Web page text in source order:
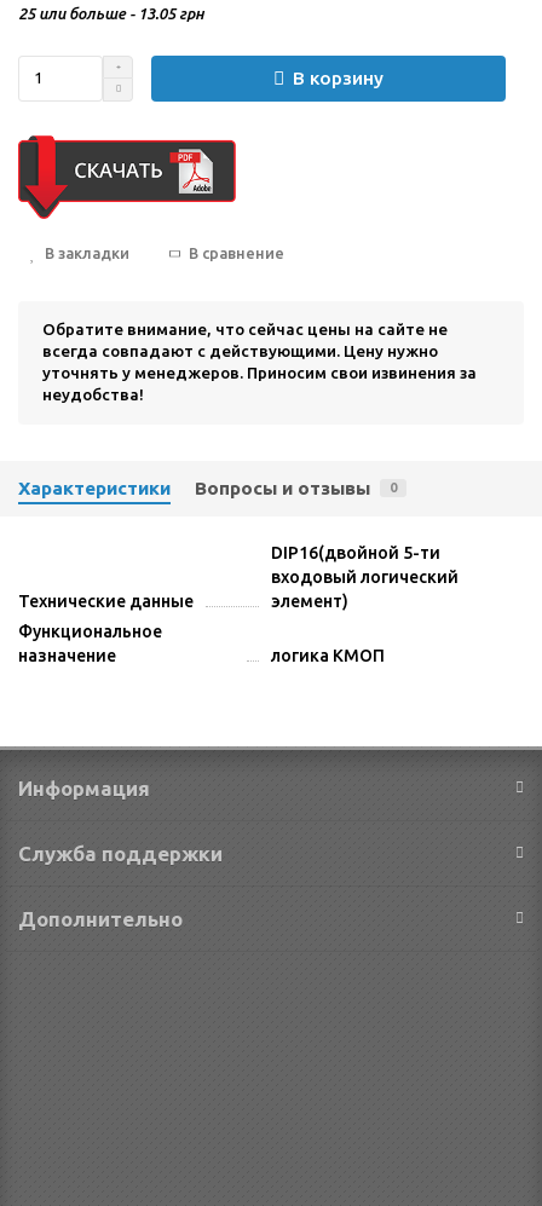
25 или больше - 13.05 грн
В корзину
В закладки В сравнение
Обратите внимание, что сейчас цены на сайте не
всегда совпадают с действующими. Цену нужно
уточнять у менеджеров. Приносим свои извинения за
неудобства!
Характеристики Вопросы и отзывы 0
Технические данные
DIP16(двойной 5-ти
входовый логический
элемент)
Функциональное
назначение
логика КМОП
Информация
Служба поддержки
Дополнительно